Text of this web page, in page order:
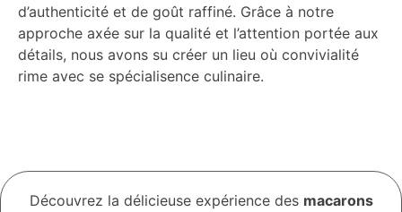
d’authenticité et de goût raffiné. Grâce à notre
approche axée sur la qualité et l’attention portée aux
détails, nous avons su créer un lieu où convivialité
rime avec se spécialisence culinaire.
Découvrez la délicieuse expérience des macarons